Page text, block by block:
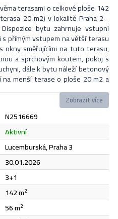
osobních údajů.
Odeslat
terasami o celkové ploše 142
20 m2) v lokalitě Praha 2 -
bytu zahrnuje vstupní
přímým vstupem na větší terasu
okny směřujícími na tuto terasu,
a sprchovým koutem, pokoj s
dále k bytu náleží betonový
na menší terase o ploše 20 m2 a
Prahu. Byt se nachází v 6. patře
kompletní rekonstrukcí ve
systém atd.). K bytu
a 4 bytových prostorů s
info na dotaz. Nemovitost lze
nejvýhodnější úrokovou sazbou
V okolí je kompletní
a výborná dopravní dostupnost
neváhejte kontaktovat makléře i
Zobrazit více
N2516669
aktivní
Lucemburská, Praha 3
30.01.2026
3+1
142 m2
56 m2